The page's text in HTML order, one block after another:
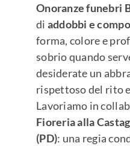
Onoranze funebri
di addobbi e
forma, colore e
sobrio quando
desiderate un
rispettoso del rito
Lavoriamo in
Fioreria alla
(PD): una regia